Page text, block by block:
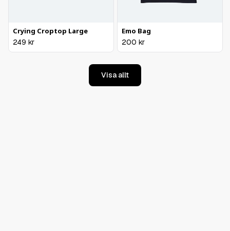
Crying Croptop Large
249 kr
Emo Bag
200 kr
Visa allt